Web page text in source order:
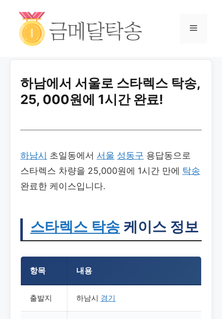
하남에서 서울로 스타렉스 탁송,
25, 000원에 1시간 완료!
하남시 초일동에서 서울 성동구 용답동으로
스타렉스 차량을 25,000원에 1시간 만에 탁송
완료한 케이스입니다.
스타렉스 탁송 케이스 정보
항목 내용
출발지 하남시 경기